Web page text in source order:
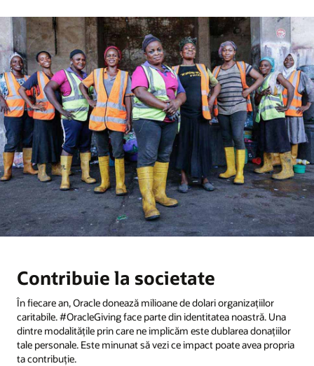
viitorul
Contribuie la societate
În fiecare an, Oracle donează milioane de dolari organizaţiilor
caritabile. #OracleGiving face parte din identitatea noastră. Una
dintre modalităţile prin care ne implicăm este dublarea donaţiilor
tale personale. Este minunat să vezi ce impact poate avea propria
ta contribuţie.